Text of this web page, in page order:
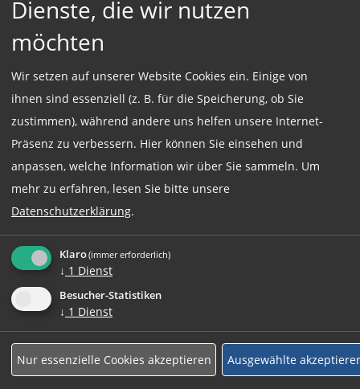
Verantwortungsbewusstsein sind Eigenschaften, die
Sie ausmachen
Einsatzort:
München
Beschäftigungsart:
Vollzeit
Jetzt online Bewerben
Weitere Jobs
Dienste, die wir nutzen
möchten
Wir setzen auf unserer Website Cookies ein. Einige von
ihnen sind essenziell (z. B. für die Speicherung, ob Sie
zustimmen), während andere uns helfen unsere Internet-
Präsenz zu verbessern. Hier können Sie einsehen und
anpassen, welche Information wir über Sie sammeln. Um
mehr zu erfahren, lesen Sie bitte unsere
Datenschutzerklärung.
Klaro(immer erforderlich)
↓ 1 Dienst
Besucher-Statistiken
↓ 1 Dienst
Nur essenzielle Cookies akzeptieren Ausgewählte